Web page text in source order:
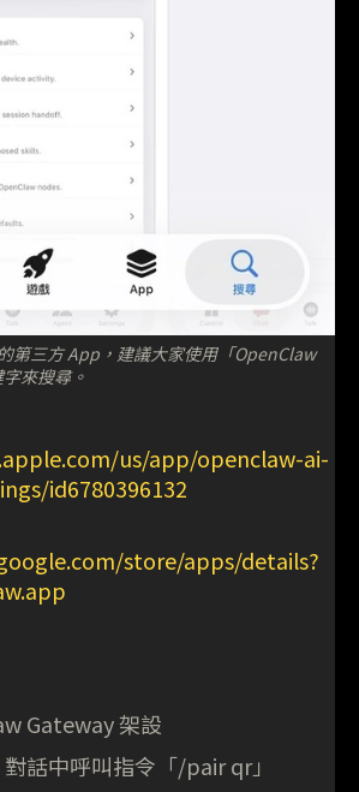
第三方 App，建議大家使用「OpenClaw
來搜尋。
us/app/openclaw-ai-
id6780396132
store/apps/details?
Gateway 架設
話中呼叫指令「/pair qr」